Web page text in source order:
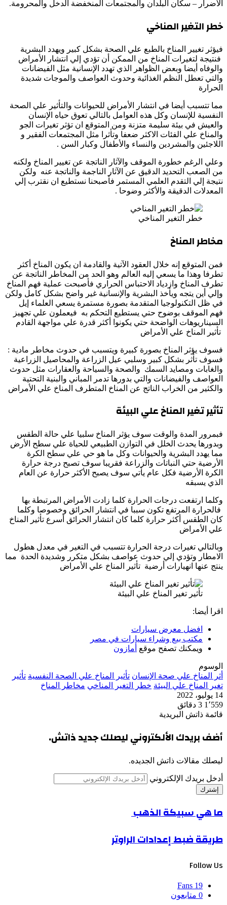
الأضرار – سكان البلدان والمجتمعات المنخفضة الدخل والمحرومة.
خطر التغير المناخي
فيؤثر تغيير المناخ بالطبع علي الصحة بشكل كبير ويهدد البشرية
فنتيجة لتغيرات المناخ من الممكن أن تؤدي إلي انتشار الأمراض
والوفاه أيضا وبعض الظواهر الذي تهدد الإنسانية مثل الفيضانات
والتي تعطل النظم الغذائية وحدوث العواصف والموجات شديدة
الحرارة
مما تتسبب أيضا في انتشار الأمراض للحيوانات والتأثير علي الصحة
النفسية للإنسان وكل هذه العوامل بالتالي تعوق حياه الإنسان
والعيش في بيئة سليمة متزنة ومن المتوقع ان تؤثر تغيرات الجو
والمناخ علي الفئات الاكثر ضعفا وتأثرا مثل المجتمعات الفقير و
اللاجئين والمشردين والنساء والأطفال وكبار السن .
وعلي الرغم خطورة الموقف والآثار الناتجة عن تغيير المناخ ولكنه
من الصعب التحديد الدقيق عن الآثار الناجمة والناتجة عنه ولكن
نتيجة إلي التقدم العلمي المستمر فأصبحنا نستطيع ان نقترب إلي
المعدلات الدقيقة والأكثر وضوحا .
خطر التغير المناخي
مخاطر المناخ
فمن المتوقع إنه خلال العقود الآتية والقادمة ان يكون المناخ أكثر
تطرفا وهذا ما يسعي إليه العالم وهو الحد من المخاطر الناتجة عن
تطرف المناخ وازدياد الاحتباس الحراري فأصبحت عملية فهم المناخ
وإلي أين يتجه ويأخذ البشرية والإنسانية غير واضح بشكل كامل ولكن
في ظل التكنولوجيا المتقدمة بصورة مستمرة يسعي العلماء إيل
فهم الموقف بوضوح حتي يستطيع التحكم به فيعملون علي تجهيز
السيناريوهات الواضحة حتي يكونوا أكثر قدرة علي مواجهة القادم
تأثير المناخ علي الأمراض
فسوف يؤثر المناخ بصورة كبيرة ويتسبب في حدوث مخاطر مادية :
فسوف تأثر بشكل كبير وسلبي عيل الزراعة والمحاصيل الزراعية
والغابات ومصايد السمك والصحة والسياحة والعقارات مثل حدوث
العواصف والفيضانات والتي بدورها تدمر المباني والبنية التحتية
والكثير من الخراب الناتج عن المناخ المتطرف المناخ علي الأمراض
تأثير تغير المناخ علي البيئة
فبمرور المدة والوقت سوف يؤثر المناخ سلبيا علي حالة الطقس
وبدورها يحدث الخلل في التوازن الطبيعي للحياة علي سطح الأرض
مما يهدد البشرية والحيوانات وكل ما هو حي علي سطح الكرة
الأرضية حتي النباتات والزراعة فقريبا سوف تصبح درجة حرارة
الكرة الأرضية فكل عام يأتي سوف يصبح الأكثر حرارة عن العام
الذي يسبقه
وكلما ارتفعت درجات الحرارة كلما زادت الأمراض المرتبطة بها
فالحرارة المرتفع تكون سببا في انتشار الحرائق وخصوصا وكلما
كان الطقس أكثر حرارة كلما كان انتشار الحرائق أسرع تأثير المناخ
علي الأمراض
وبالتالي تغيرات درجة الحرارة تتسبب في التغير في معدل هطول
الامطار وتؤدي إلي حدوث عواصف بشكل متكرر وشديدة الحدة مما
ينتج عنها انهيارات أرضية تأثير المناخ علي الأمراض
تأثير تغير المناخ علي البيئة
اقرا أيضا:
افضل معرض سيارات
مكتب بيع وشراء سيارات في مصر
ويمكنك تصفح موقع أمازون
الوسوم
أثر المناخ علي صحة الإنسان تأثير المناخ علي الصحة النفسية تأثير
تغير المناخ علي البيئة خطر التغير المناخي مخاطر المناخ
14 يوليو، 2022
1٬559 3 دقائق
قائمة ذاتش البريدية
أضف بريدك الألكتروني ليصلك جديد ذاتش.
ليصلك مقالات ذاتش الجديده.
أدخل بريدك الإلكتروني
ما هي سبيكة الذهب
طريقة ضبط إعدادات الراوتر
Follow Us
19
Fans
0 متابعون